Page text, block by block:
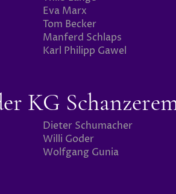
Eva Marx
Tom Becker
Manferd Schlaps
Karl Philipp Gawel
KG
Dieter Schumacher
Willi Goder
Wolfgang Gunia